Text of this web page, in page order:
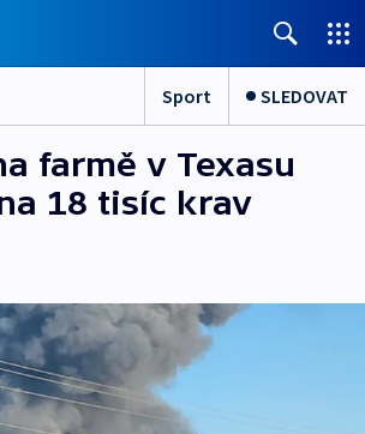
Sport SLEDOVAT
farmě v Texasu
18 tisíc krav